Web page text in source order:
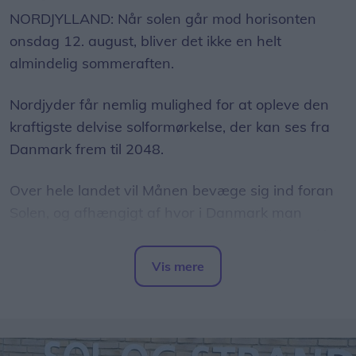
NORDJYLLAND: Når solen går mod horisonten
onsdag 12. august, bliver det ikke en helt
almindelig sommeraften.
Nordjyder får nemlig mulighed for at opleve den
kraftigste delvise solformørkelse, der kan ses fra
Danmark frem til 2048.
Over hele landet vil Månen bevæge sig ind foran
Formørkelsen topper omkring klokken 20.00, kort
Vis mere